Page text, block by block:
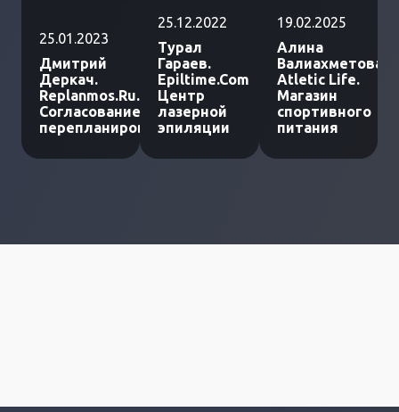
25.01.2023
Дмитрий
Деркач.
Replanmos.Ru.
Согласование
перепланировки
25.12.2022
Турал
Гараев.
Epiltime.Com
Центр
лазерной
эпиляции
19.02.2025
Алина
Валиахметова.
Atletic Life.
Магазин
спортивного
питания